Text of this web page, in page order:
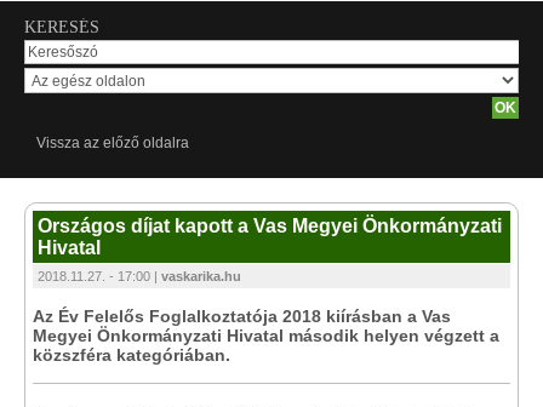
KERESÉS
Vissza az előző oldalra
Országos díjat kapott a Vas Megyei Önkormányzati
Hivatal
2018.11.27. - 17:00 | vaskarika.hu
Az Év Felelős Foglalkoztatója 2018 kiírásban a Vas
Megyei Önkormányzati Hivatal második helyen végzett a
közszféra kategóriában.